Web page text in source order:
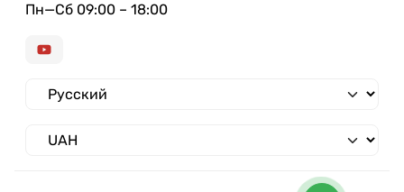
Пн—Сб 09:00 – 18:00